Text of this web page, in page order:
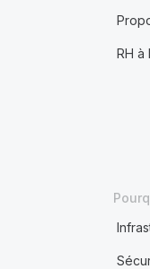
RH à